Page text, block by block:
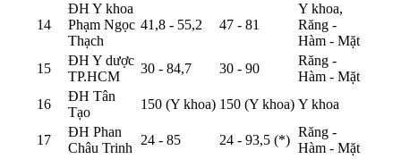
14
ĐH Y khoa
Phạm Ngọc
Thạch
41,8 - 55,2 47 - 81
Y khoa,
Răng -
Hàm - Mặt
15
ĐH Y dược
TP.HCM
30 - 84,7 30 - 90
Răng -
Hàm - Mặt
16
ĐH Tân
Tạo
150 (Y khoa) 150 (Y khoa) Y khoa
17
ĐH Phan
Châu Trinh
24 - 85 24 - 93,5 (*)
Răng -
Hàm - Mặt